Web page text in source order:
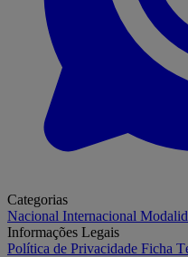
Categorias
Nacional Internacional
Informações Legais
Política de Privacidade Ficha